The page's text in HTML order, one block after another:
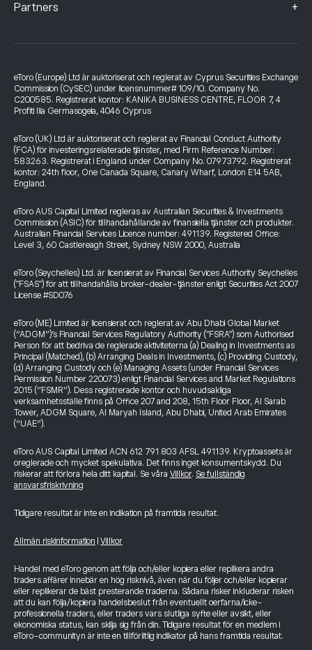
Partners +
eToro (Europe) Ltd är auktoriserat och reglerat av Cyprus Securities Exchange
Commission (CySEC) under licensnummer# 109/10. Company No.
C200585. Registrerat kontor: KANIKA BUSINESS CENTRE, FLOOR 7, 4
Profiti Ilia Germasogeia, 4046 Cyprus
eToro (UK) Ltd är auktoriserat och reglerat av Financial Conduct Authority
(FCA) för investeringsrelaterade tjänster, med Firm Reference Number:
583263. Registrerat i England under Company No. 07973792. Registrerat
kontor: 24th floor, One Canada Square, Canary Wharf, London E14 5AB,
England.
eToro AUS Capital Limited regleras av Australian Securities & Investments
Commission (ASIC) för tillhandahållande av finansiella tjänster och produkter.
Australian Financial Services Licence number: 491139. Registered Office:
Level 3, 60 Castlereagh Street, Sydney NSW 2000, Australia
eToro (Seychelles) Ltd. är licensierat av Financial Services Authority Seychelles
("FSAS") för att tillhandahålla broker-dealer-tjänster enligt Securities Act 2007
License #SD076
eToro (ME) Limited är licensierat och reglerat av Abu Dhabi Global Market
(“ADGM”)’s Financial Services Regulatory Authority ("FSRA") som Authorised
Person för att bedriva de reglerade aktiviteterna (a) Dealing in Investments as
Principal (Matched), (b) Arranging Deals in Investments, (c) Providing Custody,
(d) Arranging Custody och (e) Managing Assets (under Financial Services
Permission Number 220073) enligt Financial Services and Market Regulations
2015 (“FSMR”). Dess registrerade kontor och huvudsakliga
verksamhetsställe finns på Office 207 and 208, 15th Floor Floor, Al Sarab
Tower, ADGM Square, Al Maryah Island, Abu Dhabi, United Arab Emirates
(“UAE”).
eToro AUS Capital Limited ACN 612 791 803 AFSL 491139. Kryptoassets är
oreglerade och mycket spekulativa. Det finns inget konsumentskydd. Du
riskerar att förlora hela ditt kapital. Se våra Villkor. Se fullständig
ansvarsfriskrivning
Tidigare resultat är inte en indikation på framtida resultat.
Allmän riskinformation Villkor
Handel med eToro genom att följa och/eller kopiera eller replikera andra
traders affärer innebär en hög risknivå, även när du följer och/eller kopierar
eller replikerar de bäst presterande traderna. Sådana risker inkluderar risken
att du kan följa/kopiera handelsbeslut från eventuellt oerfarna/icke-
professionella traders, eller traders vars slutliga syfte eller avsikt, eller
ekonomiska status, kan skilja sig från din. Tidigare resultat för en medlem i
eToro-communityn är inte en tillförlitlig indikator på hans framtida resultat.